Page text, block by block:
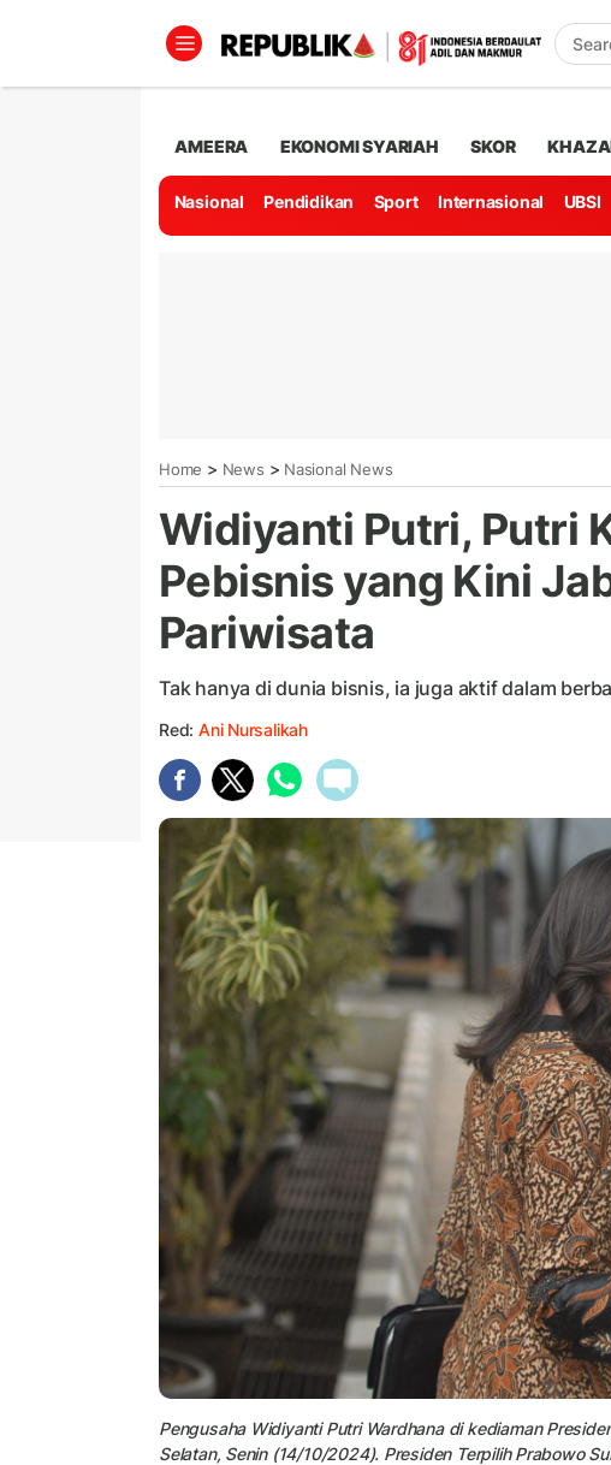
AMEERA EKONOMI SYARIAH SKOR
Nasional Pendidikan Sport Internasional UBSI
Home > News > Nasional News
Widiyanti Putri, Putri
Pebisnis yang Kini
Pariwisata
Tak hanya di dunia bisnis, ia juga aktif dalam
Red: Ani Nursalikah
Pengusaha Widiyanti Putri Wardhana di kediaman
Selatan, Senin (14/10/2024). Presiden Terpilih Prabowo